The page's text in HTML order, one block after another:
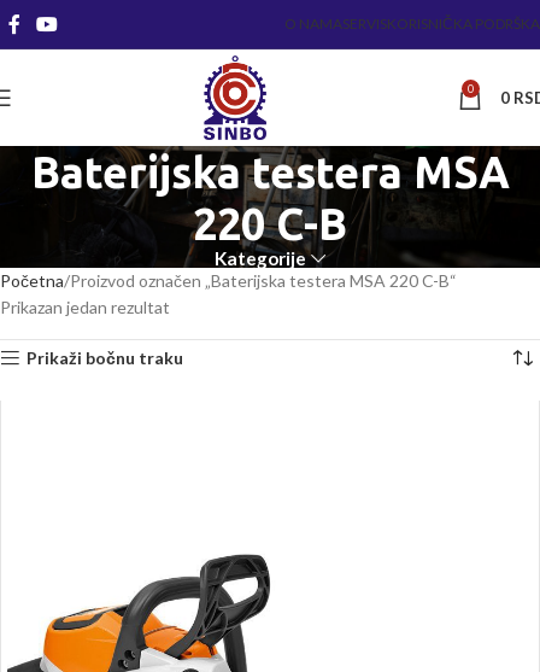
O NAMASERVISKORISNIČKA PODRŠKA
0 0
Baterijska testera MSA
220 C-B
Kategorije
Početna Proizvod označen „Baterijska testera MSA 220 C-B“
Prikazan jedan rezultat
Prikaži bočnu traku